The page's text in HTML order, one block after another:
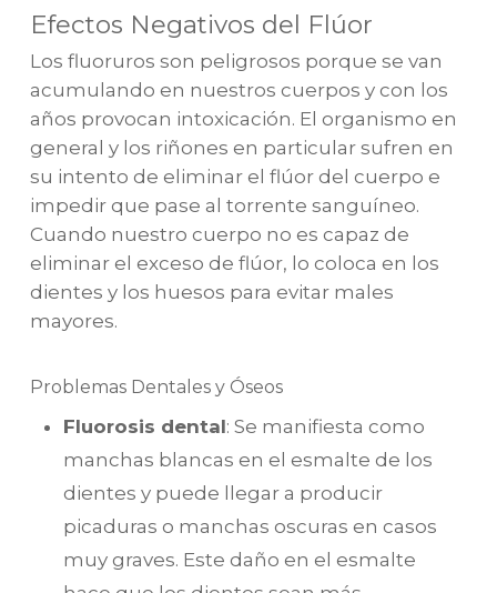
Efectos Negativos del Flúor
Los fluoruros son peligrosos porque se van
acumulando en nuestros cuerpos y con los
años provocan intoxicación. El organismo en
general y los riñones en particular sufren en
su intento de eliminar el flúor del cuerpo e
impedir que pase al torrente sanguíneo.
Cuando nuestro cuerpo no es capaz de
eliminar el exceso de flúor, lo coloca en los
dientes y los huesos para evitar males
mayores.
Problemas Dentales y Óseos
Fluorosis dental: Se manifiesta como
manchas blancas en el esmalte de los
dientes y puede llegar a producir
picaduras o manchas oscuras en casos
muy graves. Este daño en el esmalte